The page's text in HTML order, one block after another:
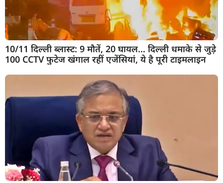
10/11 दिल्ली ब्लास्ट: 9 मौतें, 20 घायल… दिल्ली धमाके से जुड़े
100 CCTV फुटेज खंगाल रहीं एजेंसियां, ये है पूरी टाइमलाइन